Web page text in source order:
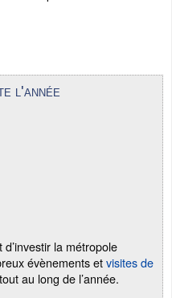
l'année
la métropole
évènements etvisites de
au long de l’année.